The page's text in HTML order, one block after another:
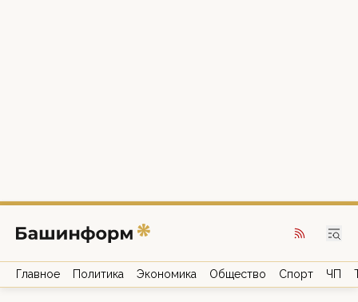
Главное Политика Экономика Общество Спорт ЧП